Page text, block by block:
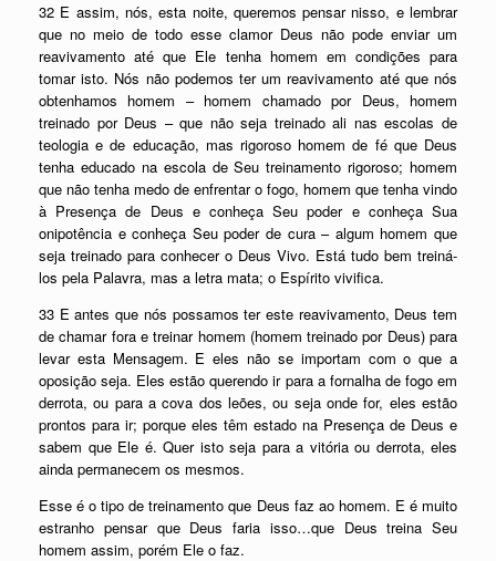
32 E assim, nós, esta noite, queremos pensar nisso, e lembrar
que no meio de todo esse clamor Deus não pode enviar um
reavivamento até que Ele tenha homem em condições para
tomar isto. Nós não podemos ter um reavivamento até que nós
obtenhamos homem – homem chamado por Deus, homem
treinado por Deus – que não seja treinado ali nas escolas de
teologia e de educação, mas rigoroso homem de fé que Deus
tenha educado na escola de Seu treinamento rigoroso; homem
que não tenha medo de enfrentar o fogo, homem que tenha vindo
à Presença de Deus e conheça Seu poder e conheça Sua
onipotência e conheça Seu poder de cura – algum homem que
seja treinado para conhecer o Deus Vivo. Está tudo bem treiná-
los pela Palavra, mas a letra mata; o Espírito vivifica.
33 E antes que nós possamos ter este reavivamento, Deus tem
de chamar fora e treinar homem (homem treinado por Deus) para
levar esta Mensagem. E eles não se importam com o que a
oposição seja. Eles estão querendo ir para a fornalha de fogo em
derrota, ou para a cova dos leões, ou seja onde for, eles estão
prontos para ir; porque eles têm estado na Presença de Deus e
sabem que Ele é. Quer isto seja para a vitória ou derrota, eles
ainda permanecem os mesmos.
Esse é o tipo de treinamento que Deus faz ao homem. E é muito
estranho pensar que Deus faria isso…que Deus treina Seu
homem assim, porém Ele o faz.